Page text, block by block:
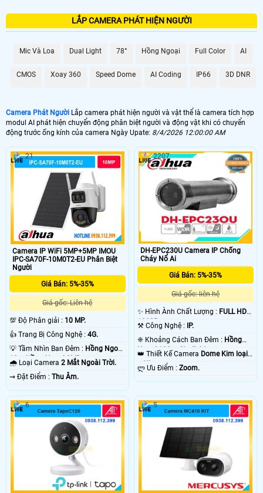
LẮP CAMERA PHÁT HIỆN NGƯỜI
Mic Và Loa Dual Light 78° Hồng Ngoại Full Color AI
CMOS Xoay 360 Speed Dome AI Coding IP66 3D DNR
Camera Phát Người Lắp camera phát hiện người và vật thể là camera tích hợp
modul AI phát hiện chuyển động phân biệt người và động vật khi có chuyển
động trước ống kính của camera Ngày Upate: 8/4/2026 12:00:00 AM
Camera IP WiFi 5MP+5MP IMOU
IPC-SA70F-10M0T2-EU Phân Biệt
Người
Giá Bán: 5%-35%
Giá gốc: Liên hệ
💯 Độ Phân giải : 10 MP.
👍 Trang Bị Công Nghệ : 4G.
💡 Tầm Nhìn Ban Đêm : Hồng Ngoại
10m Hồng Ngoại SMD.
🌧️ Loại Camera 2 Mắt Ngoài Trời.
️⇝ Đặt Điểm : Thu Âm.
21
DH-EPC230U Camera IP Chống
Cháy Nổ Ai
Giá Bán: 5%-35%
Giá gốc: liên hệ
✨ Hình Ành Chất Lượng : FULL HD
1080P .
⚒ Công Nghệ :
IP.
❈ Khoảng Cách Ban Đêm : Hồng
Ngoại 100m Starlight.
👑 Thiết Kế Camera Dome Kim loại
+ Nhựa.
️ლ Ưu Điểm :Zoom.
2207
6 5